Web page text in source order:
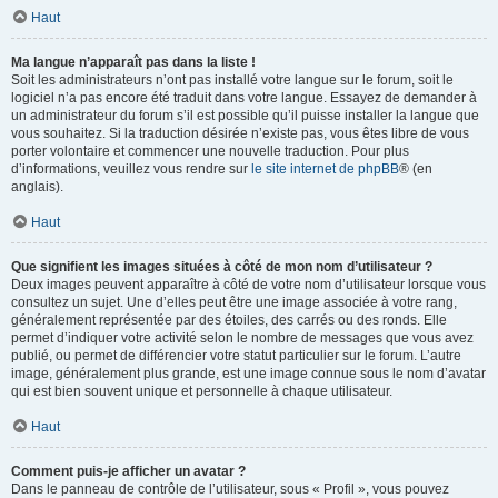
Haut
Ma langue n’apparaît pas dans la liste !
Soit les administrateurs n’ont pas installé votre langue sur le forum, soit le
logiciel n’a pas encore été traduit dans votre langue. Essayez de demander à
un administrateur du forum s’il est possible qu’il puisse installer la langue que
vous souhaitez. Si la traduction désirée n’existe pas, vous êtes libre de vous
porter volontaire et commencer une nouvelle traduction. Pour plus
d’informations, veuillez vous rendre sur le site internet de phpBB® (en
anglais).
Haut
Que signifient les images situées à côté de mon nom d’utilisateur ?
Deux images peuvent apparaître à côté de votre nom d’utilisateur lorsque vous
consultez un sujet. Une d’elles peut être une image associée à votre rang,
généralement représentée par des étoiles, des carrés ou des ronds. Elle
permet d’indiquer votre activité selon le nombre de messages que vous avez
publié, ou permet de différencier votre statut particulier sur le forum. L’autre
image, généralement plus grande, est une image connue sous le nom d’avatar
qui est bien souvent unique et personnelle à chaque utilisateur.
Haut
Comment puis-je afficher un avatar ?
Dans le panneau de contrôle de l’utilisateur, sous « Profil », vous pouvez